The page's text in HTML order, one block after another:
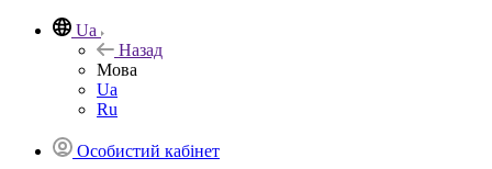
Ua
Назад
Мова
Ua
Ru
Особистий кабінет